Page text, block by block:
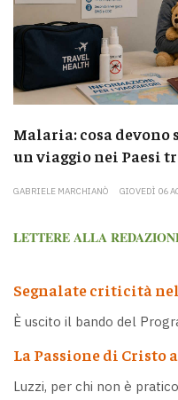
Malaria: cosa
un viaggio nei Paesi
GABRIELE MARCHIANÒ GIOVEDÌ 06
LETTERE ALLA
Segnalate criticità
È uscito il bando del
La Passione di Cristo
Luzzi, per chi non è